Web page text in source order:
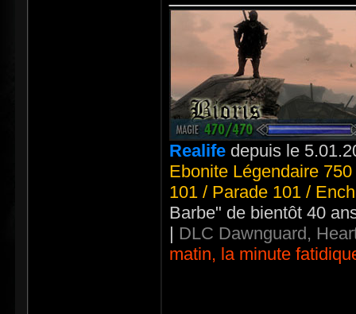
Realife depuis le
Ebonite Légendaire
101 / Parade 101 /
Barbe" de bientôt 40
| DLC Dawnguard,
matin, la minute